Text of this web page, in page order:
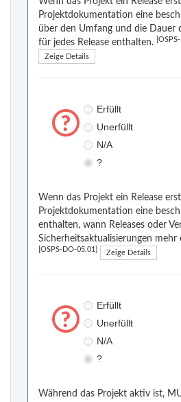
Projektdokumentation eine
über den Umfang und die Dauer
für jedes Release enthalten.
Zeige Details
Erfüllt
Unerfüllt
N/A
?
Wenn das Projekt ein Release
Projektdokumentation eine
enthalten, wann Releases oder
Sicherheitsaktualisierungen mehr
[OSPS-DO-05.01] Zeige Details
Erfüllt
Unerfüllt
N/A
?
Während das Projekt aktiv ist,